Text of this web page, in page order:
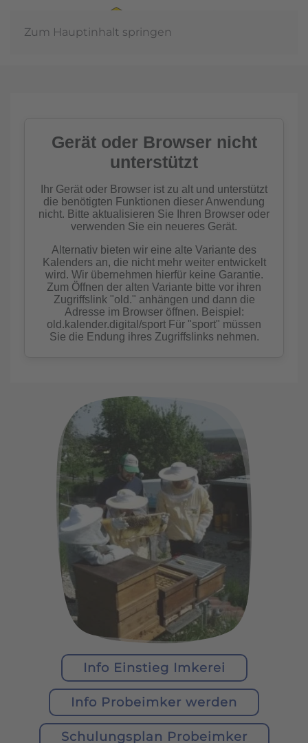
Zum Hauptinhalt springen
Imkern
Info Einstieg Imkerei
Info Probeimker werden
Schulungsplan Probeimker